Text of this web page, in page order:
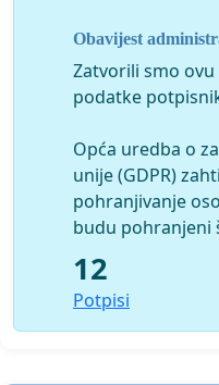
Obavijest
Zatvorili smo
podatke
Opća uredba o
unije (GDPR)
pohranjivanje
budu pohranjeni
12
Potpisi